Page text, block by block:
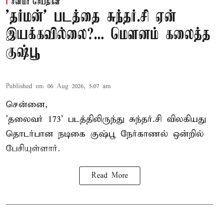
சினிமா செய்திகள்
'தர்மன்' படத்தை சுந்தர்.சி ஏன்
இயக்கவில்லை?... மௌனம் கலைத்த
குஷ்பூ
Published on: 06 Aug 2026, 5:07 am
சென்னை,
'தலைவர் 173' படத்திலிருந்து சுந்தர்.சி விலகியது
தொடர்பான நடிகை குஷ்பூ நேர்காணல் ஒன்றில்
பேசியுள்ளார்.
Read More